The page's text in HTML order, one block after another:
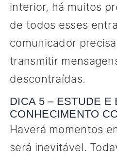
interior, há muitos
de todos esses
comunicador
transmitir
descontraídas.
DICA 5 – ESTUDE E
CONHECIMENTO
Haverá momentos
será inevitável.